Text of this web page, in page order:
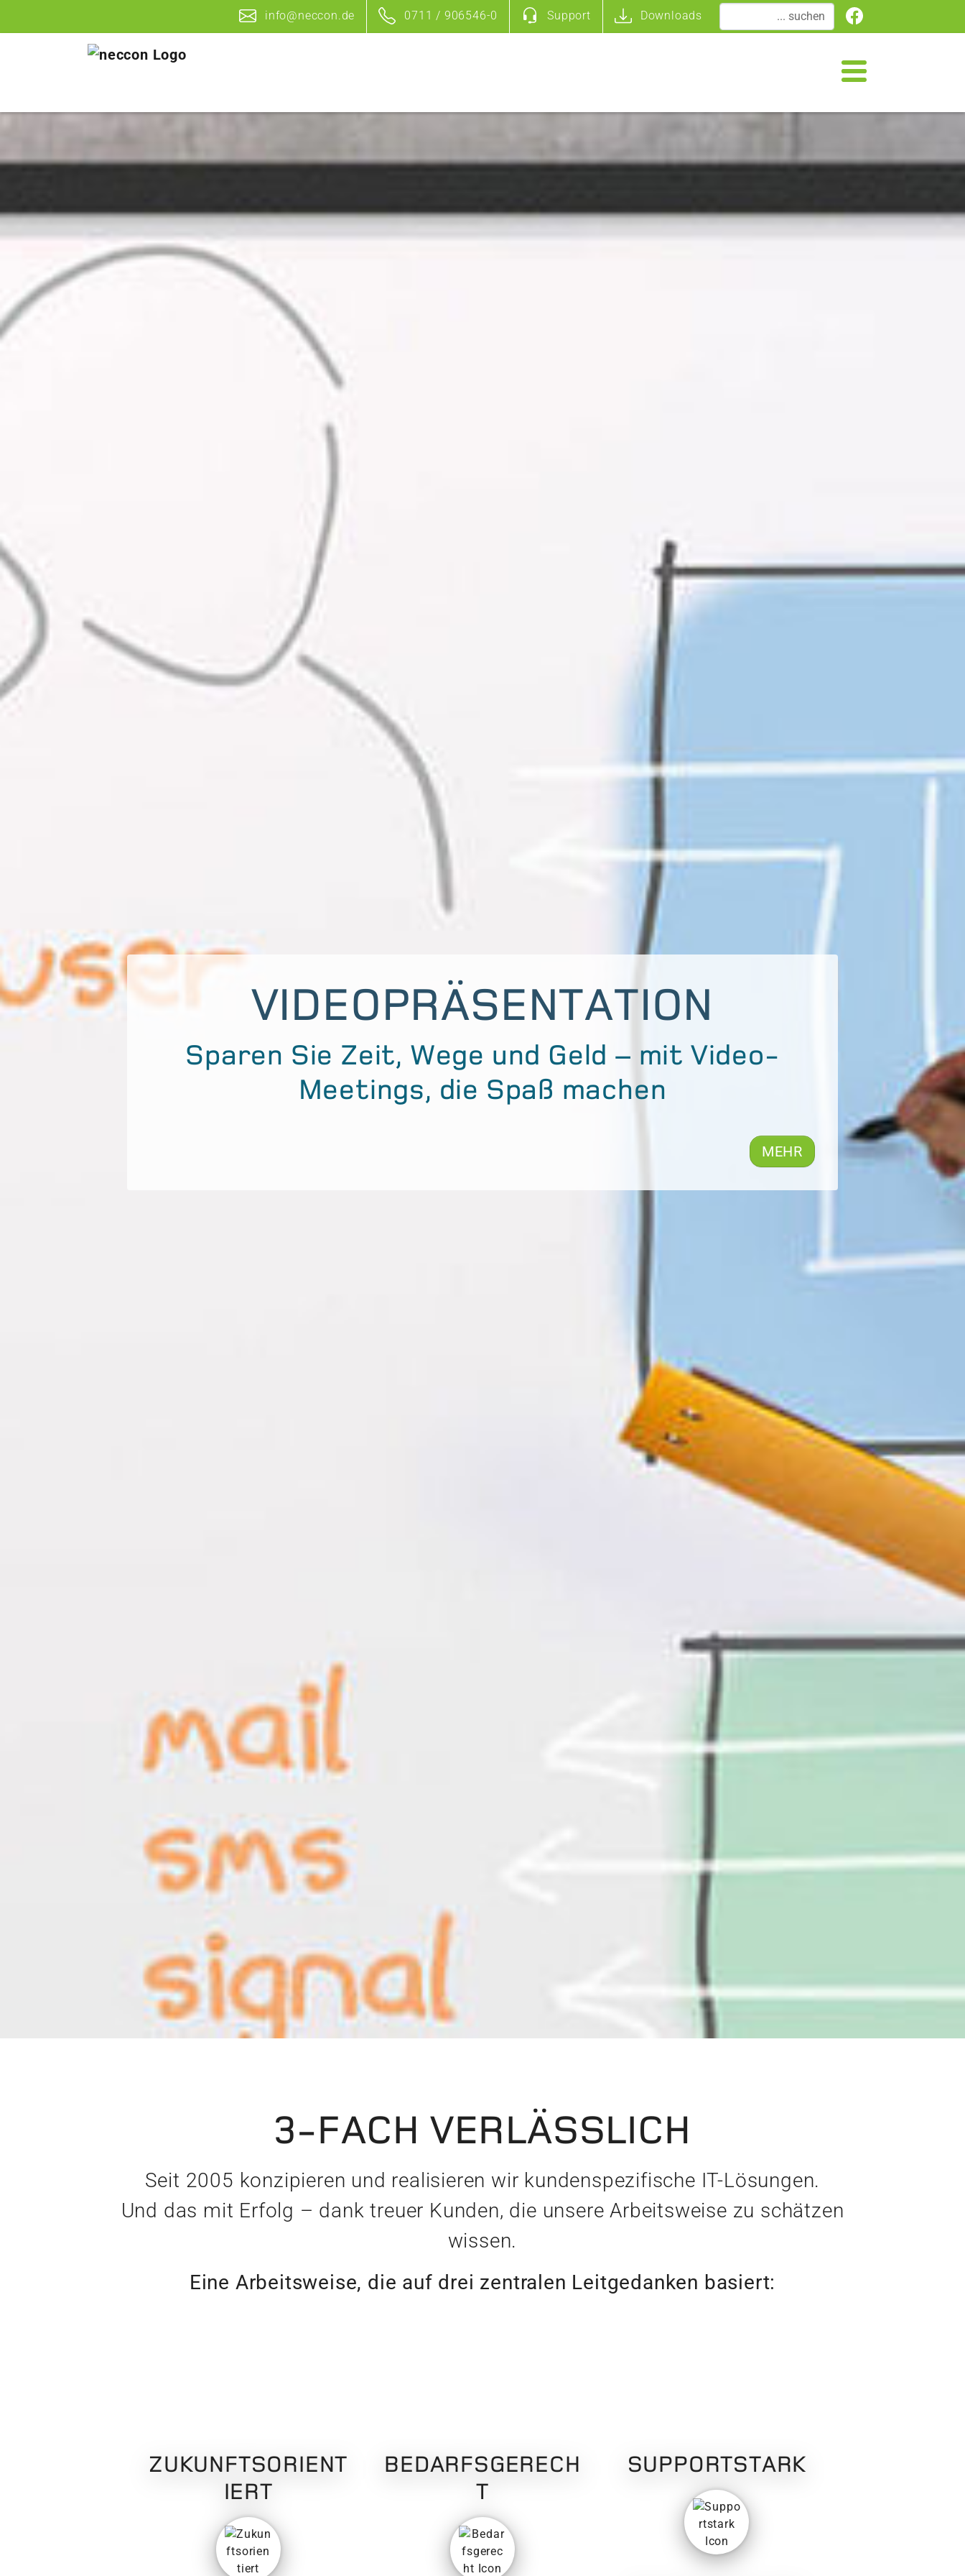
Zum Hauptinhalt springen
info@neccon.de 0711 / 906546-0 Support Downloads
CLOUD-TELEFONIE
Die erste Telefonanlage, die Ihnen folgt
MEHR
3-FACH VERLÄSSLICH
Seit 2005 konzipieren und realisieren wir kundenspezifische IT-Lösungen.
Und das mit Erfolg – dank treuer Kunden, die unsere Arbeitsweise zu schätzen
wissen.
Eine Arbeitsweise, die auf drei zentralen Leitgedanken basiert:
ZUKUNFTSORIENT
IERT
BEDARFSGERECH
T
SUPPORTSTARK